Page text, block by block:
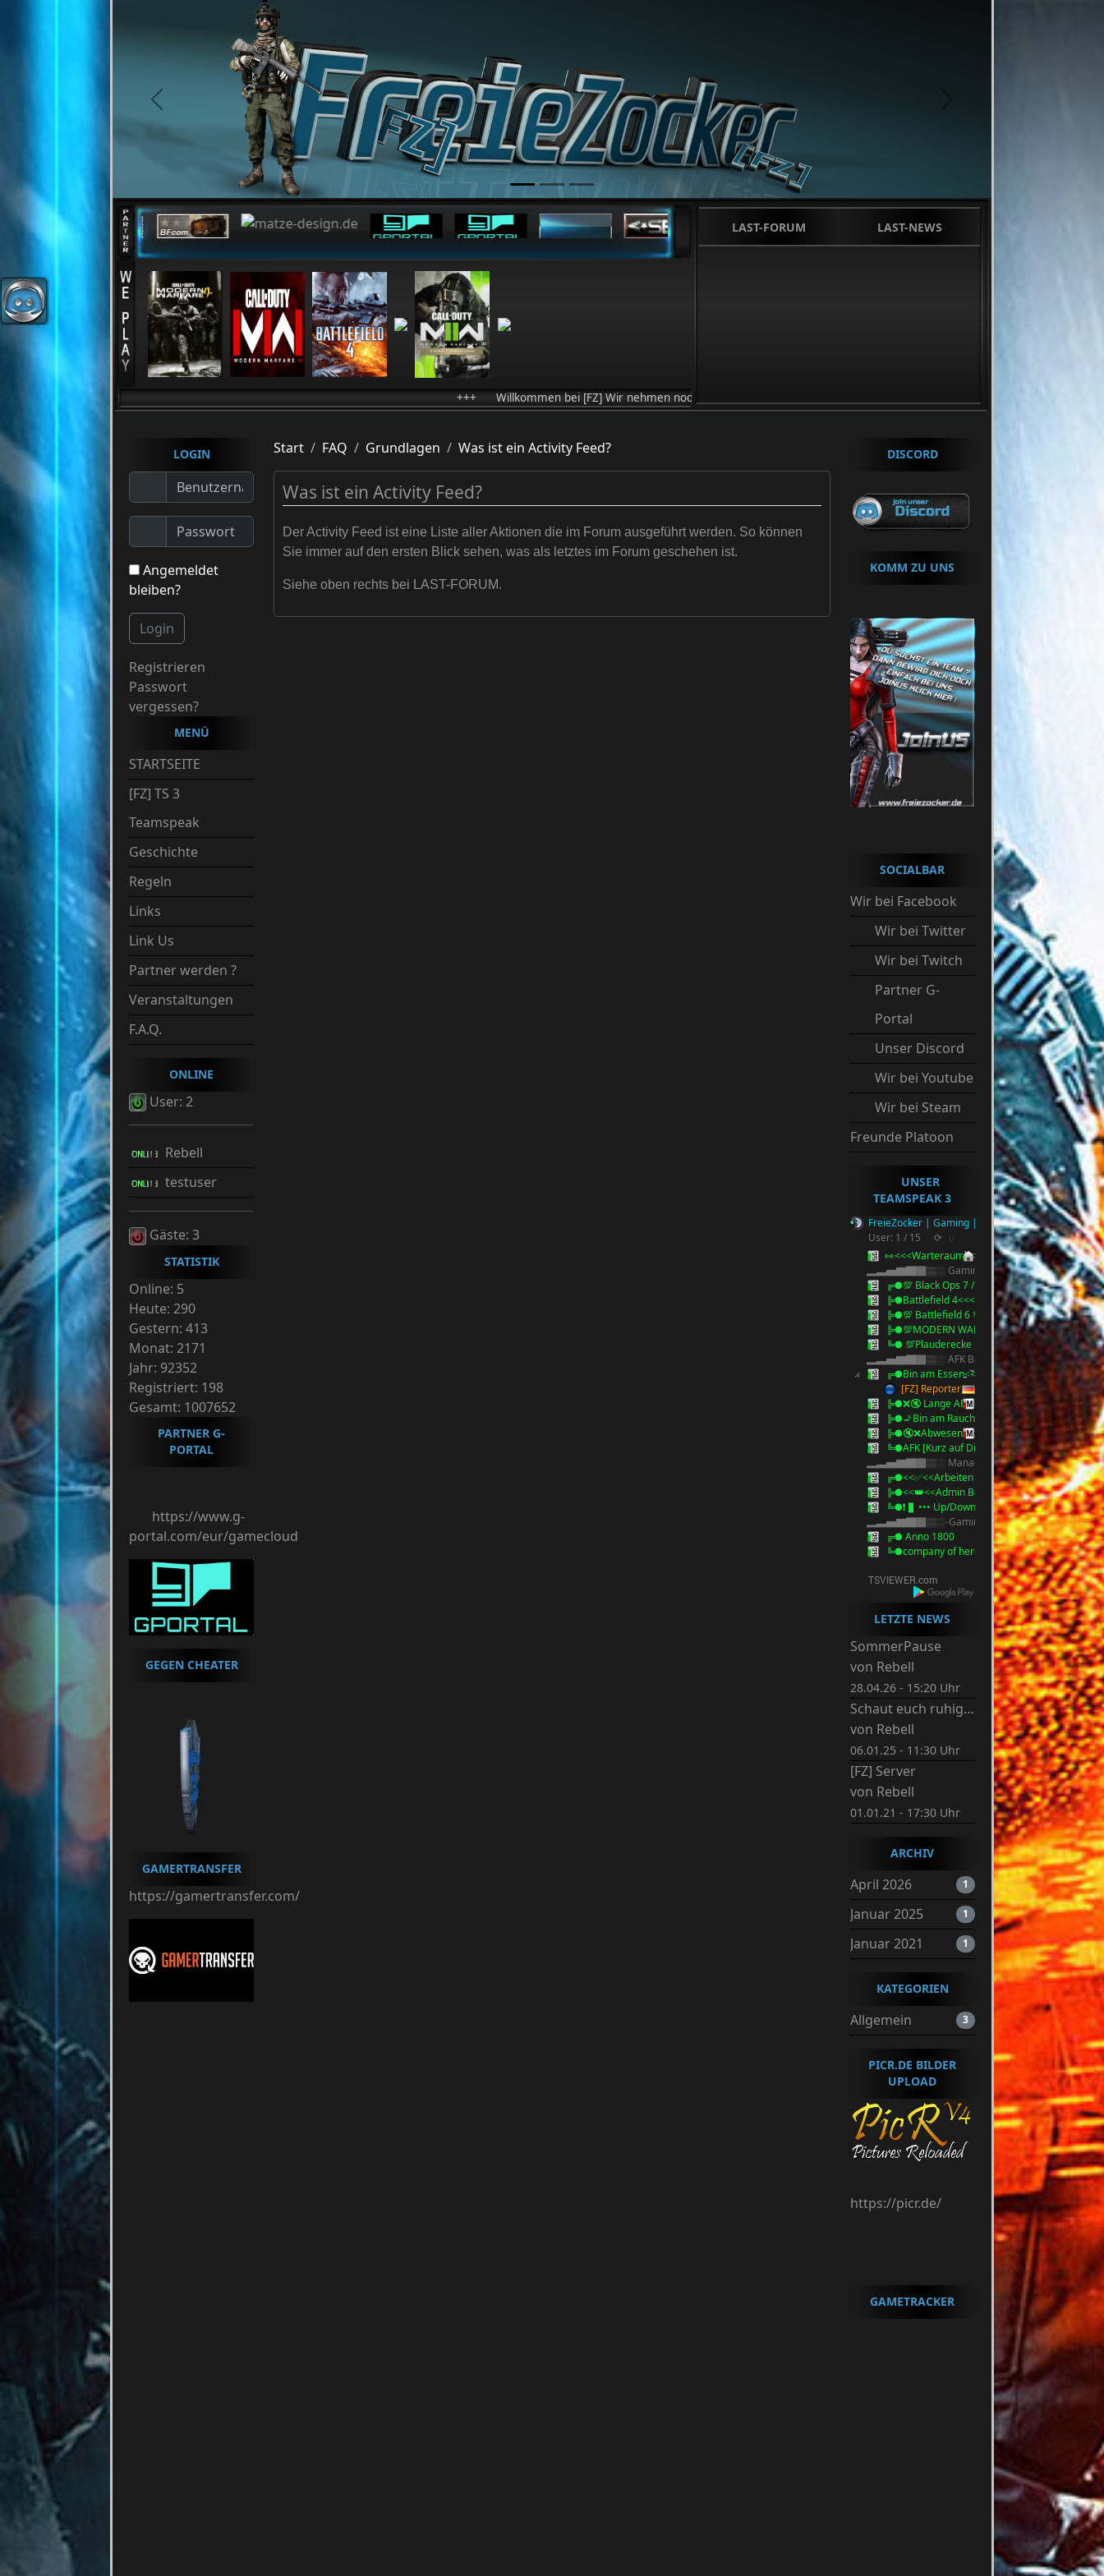
previous
LAST-FORUM LAST-NEWS
+++ Willkommen bei [FZ] Wir nehmen noch Member auf +++ Aktuell zocken wir Call of Duty Black Ops 7 und Call of Duty:
LOGIN
Angemeldet
bleiben?
Login
Registrieren
Passwort
vergessen?
MENÜ
STARTSEITE
[FZ] TS 3
Teamspeak
Geschichte
Regeln
Links
Link Us
Partner werden ?
Veranstaltungen
F.A.Q.
ONLINE
User: 2
Rebell
testuser
Gäste: 3
STATISTIK
Online: 5
Heute: 290
Gestern: 413
Monat: 2171
Jahr: 92352
Registriert: 198
Gesamt: 1007652
PARTNER G-
PORTAL
https://www.g-
portal.com/eur/gamecloud
GEGEN CHEATER
GAMERTRANSFER
https://gamertransfer.com/
Start FAQ Grundlagen Was ist ein Activity Feed?
Was ist ein Activity Feed?
Der Activity Feed ist eine Liste aller Aktionen die im Forum ausgeführt werden. So können
Sie immer auf den ersten Blick sehen, was als letztes im Forum geschehen ist.
Siehe oben rechts bei LAST-FORUM.
DISCORD
KOMM ZU UNS
SOCIALBAR
Wir bei Facebook
Wir bei Twitter
Wir bei Twitch
Partner G-
Portal
Unser Discord
Wir bei Youtube
Wir bei Steam
Freunde Platoon
UNSER
TEAMSPEAK 3
FreieZocker | Gaming | Reserve Ts3
User: 1 / 15
⟳ ◌
👀<<<Warteraum<<<👀
▂▃▅▇█▓▒░ Gaming ░▒▓█▇▅▃▂
╔●💯 Black Ops 7 / 2025 💯<<<
╠●Battlefield 4<<<
╠●💯 Battlefield 6 💯 <<<
╠●💯MODERN WARFARE 4 💯<<<
╚● 💯Plauderecke 💯<<<
▂▃▅▇█▓▒░ AFK Bereich ░▒▓█▇▅▃▂
╔●Bin am Essen<<<
[FZ] Reporter
╠●❌🔇 Lange AFK<<<🔇❌
╠●🚬Bin am Rauchen 5 Minuten🚬<<<
╠●🔇❌Abwesend bitte Anschreiben !!<<<🔇❌
╚●AFK [Kurz auf Discord][Anstupsen]
▂▃▅▇█▓▒░ Management ░▒▓█▇▅▃▂
╔●<<✅<<Arbeiten Homepage / Server>>>✅
╠●<<👑<<Admin Besprechung>>>👑
╚●❗ ▌••• Up/Download Bereich •••▌❗
▂▃▅▇█▓▒░-Gaming-░▒▓█▇▅▃▂
╔● Anno 1800
╚●company of heroes
LETZTE NEWS
SommerPause
von Rebell
28.04.26 - 15:20 Uhr
Schaut euch ruhig um.
von Rebell
06.01.25 - 11:30 Uhr
[FZ] Server
von Rebell
01.01.21 - 17:30 Uhr
ARCHIV
April 2026 1
Januar 2025 1
Januar 2021 1
KATEGORIEN
Allgemein 3
PICR.DE BILDER
UPLOAD
https://picr.de/
GAMETRACKER